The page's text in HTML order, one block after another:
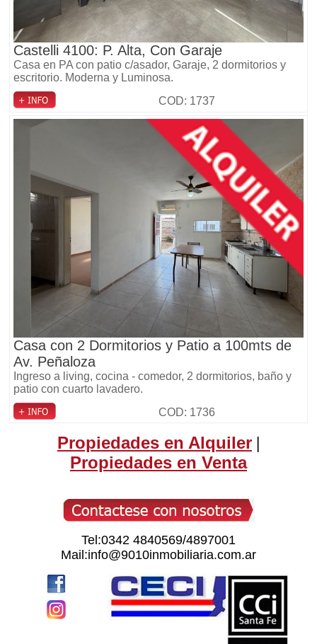
Castelli 4100: P. Alta, Con Garaje
Casa en PA con patio c/asador, Garaje, 2 dormitorios y
escritorio. Moderna y Luminosa.
COD: 1737
Casa con 2 Dormitorios y Patio a 100mts de
Av. Peñaloza
Ingreso a living, cocina - comedor, 2 dormitorios, baño y
patio con cuarto lavadero.
COD: 1736
Propiedades en Alquiler|
Propiedades en Venta
Tel:0342 4840569/4897001
Mail:info@9010inmobiliaria.com.ar